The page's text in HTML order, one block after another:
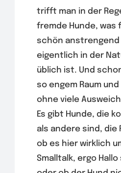
trifft man in der
fremde Hunde, was
schön anstrengend
eigentlich in der
üblich ist. Und
so engem Raum
ohne viele
Es gibt Hunde, die
als andere sind, die
ob es hier wirklich
Smalltalk, ergo